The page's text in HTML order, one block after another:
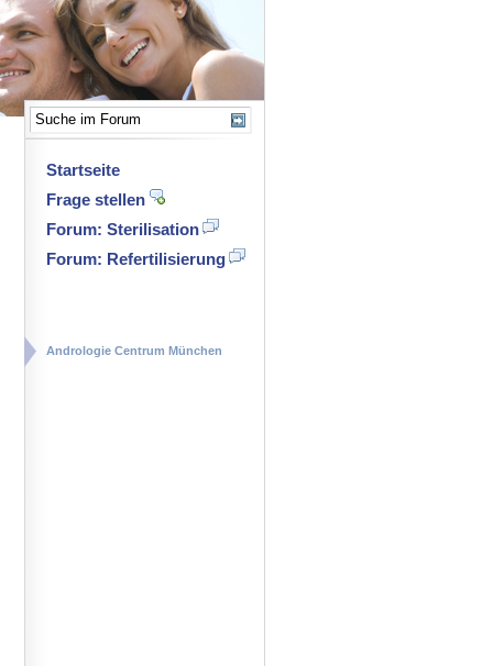
Startseite
Frage stellen
Forum: Sterilisation
Forum: Refertilisierung
Andrologie Centrum München